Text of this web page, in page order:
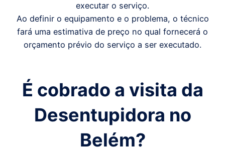
executar o serviço.
Ao definir o equipamento e o problema, o técnico
fará uma estimativa de preço no qual fornecerá o
orçamento prévio do serviço a ser executado.
É cobrado a visita da
Desentupidora no
Belém?